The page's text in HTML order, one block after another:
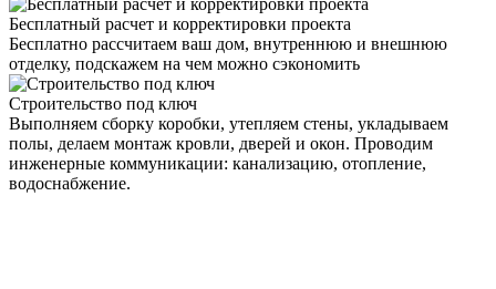
Бесплатный расчет и корректировки проекта
Бесплатно рассчитаем ваш дом, внутреннюю и внешнюю
отделку, подскажем на чем можно сэкономить
Строительство под ключ
Выполняем сборку коробки, утепляем стены, укладываем
полы, делаем монтаж кровли, дверей и окон. Проводим
инженерные коммуникации: канализацию, отопление,
водоснабжение.